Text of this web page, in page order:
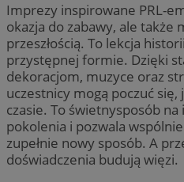
Imprezy inspirowane PRL-
okazja do zabawy, ale
przeszłością. To lekcja
przystępnej formie. Dzięki
dekoracjom, muzyce oraz
uczestnicy mogą poczuć
czasie. To świetnysposób
pokolenia i pozwala
zupełnie nowy sposób. A
doświadczenia budują więzi.